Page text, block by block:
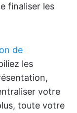
finaliser les
de
les
votre
toute votre